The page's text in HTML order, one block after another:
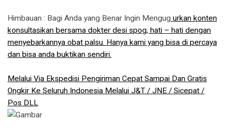
Himbauan : Bagi Anda yang Benar Ingin Mengug urkan konten
konsultasikan bersama dokter desi spog, hati – hati dengan
menyebarkannya obat palsu. Hanya kami yang bisa di percaya
dan bisa anda buktikan sendiri.
Melalui Via Ekspedisi Pengiriman Cepat Sampai Dan Gratis
Ongkir Ke Seluruh Indonesia Melalui J&T / JNE / Sicepat /
Pos DLL